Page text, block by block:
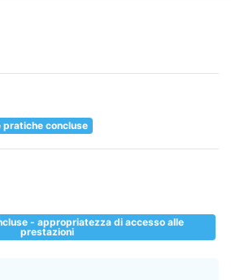
pratiche concluse
- appropriatezza di accesso alle
prestazioni